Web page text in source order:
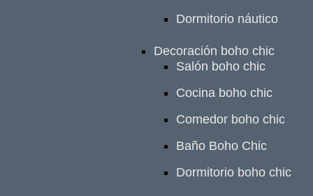
Dormitorio náutico
Decoración boho chic
Salón boho chic
Cocina boho chic
Comedor boho chic
Baño Boho Chic
Dormitorio boho chic